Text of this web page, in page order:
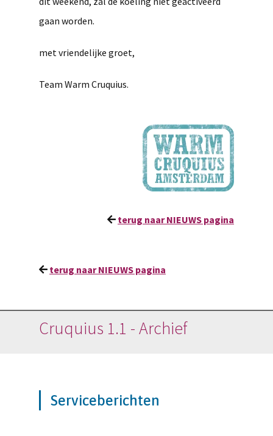
gaan worden.
met vriendelijke groet,
Team Warm Cruquius.
terug naar NIEUWS pagina
terug naar NIEUWS pagina
Cruquius 1.1 - Archief
Serviceberichten